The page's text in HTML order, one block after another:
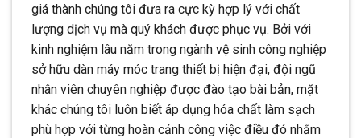
giá thành chúng tôi đưa ra cực kỳ hợp lý với chất
lượng dịch vụ mà quý khách được phục vụ. Bởi với
kinh nghiệm lâu năm trong ngành vệ sinh công nghiệp
sở hữu dàn máy móc trang thiết bị hiện đại, đội ngũ
nhân viên chuyên nghiệp được đào tạo bài bản, mặt
khác chúng tôi luôn biết áp dụng hóa chất làm sạch
phù hợp với từng hoàn cảnh công việc điều đó nhằm